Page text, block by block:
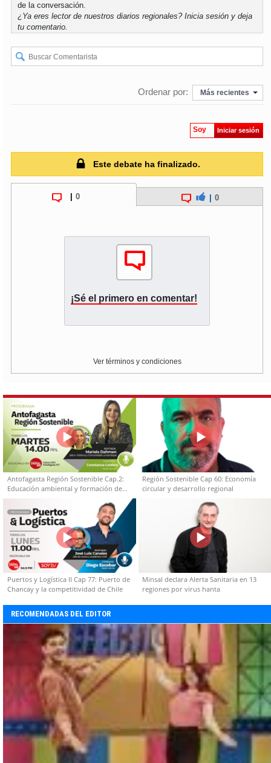
de la conversación.
¿Ya eres lector de nuestros diarios regionales?Inicia sesión y deja
tu comentario.
Ordenar por: Más recientes
Soy Iniciar sesión
Este debate ha finalizado.
0 0
¡Sé el primero en comentar!
Ver términos y condiciones
Antofagasta Región Sostenible Cap.2:
Educación ambiental y formación de
capacidades técnicas
Región Sostenible Cap 60: Economía
circular y desarrollo regional
Puertos y Logística II Cap 77: Puerto de
Chancay y la competitividad de Chile
Minsal declara Alerta Sanitaria en 13
regiones por virus hanta
RECOMENDADAS DEL EDITOR